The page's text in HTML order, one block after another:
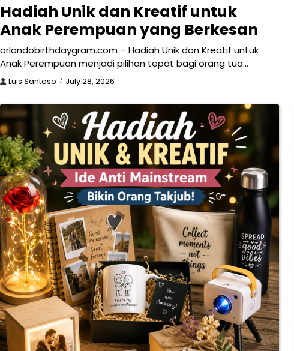
Hadiah Unik dan Kreatif untuk
Anak Perempuan yang Berkesan
orlandobirthdaygram.com – Hadiah Unik dan Kreatif untuk
Anak Perempuan menjadi pilihan tepat bagi orang tua…
Luis Santoso July 28, 2026